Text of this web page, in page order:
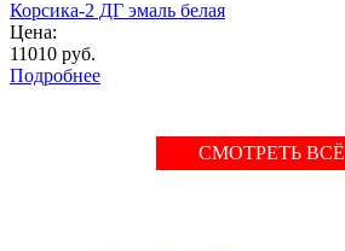
Корсика-2 ДГ эмаль белая
Цена:
11010 руб.
Подробнее
СМОТРЕТЬ ВСЁ